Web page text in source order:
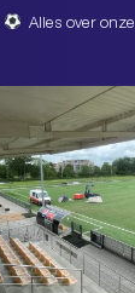
Alles over onze